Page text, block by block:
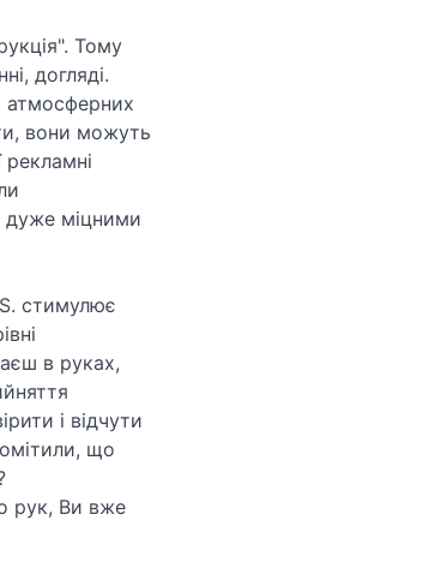
Тому
догляді.
атмосферних
вони можуть
дуже міцними
стимулює
в руках,
і відчути
що
рук, Ви вже